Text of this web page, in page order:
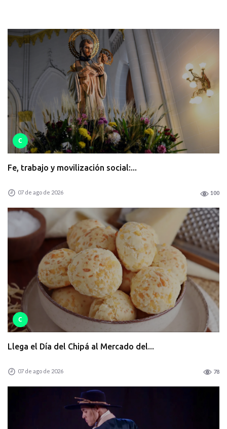
C
Fe, trabajo y movilización social:...
07 de ago de 2026 100
C
Llega el Día del Chipá al Mercado del...
07 de ago de 2026 78